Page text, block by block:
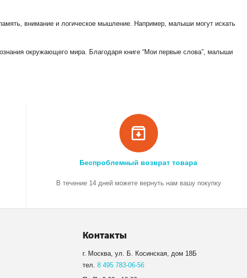
внимание и логическое мышление. Например, малыши могут искать
окружающего мира. Благодаря книге “Мои первые слова”, малыши
Беспроблемный возврат товара
В течение 14 дней можете вернуть нам вашу покупку
Контакты
г. Москва, ул. Б. Косинская, дом 18Б
тел. 8 495 783-06-56